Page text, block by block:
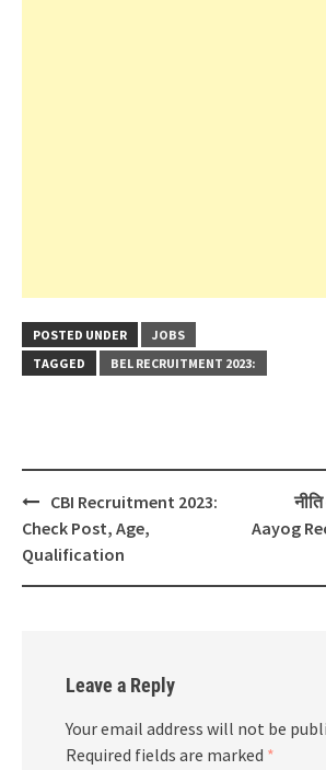
POSTED UNDER
JOBS
TAGGED
BEL RECRUITMENT 2023:
Post
navigation
CBI Recruitment 2023:
Check Post, Age,
Qualification
Aayog
Leave a Reply
Your email address will not be
Required fields are marked *